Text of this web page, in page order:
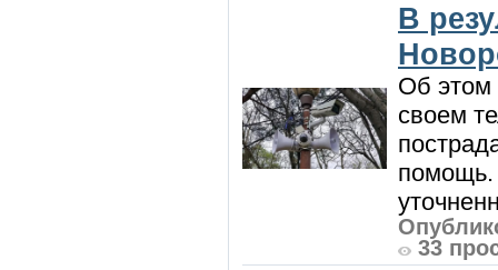
В
Об этом
своем
помощь.
33